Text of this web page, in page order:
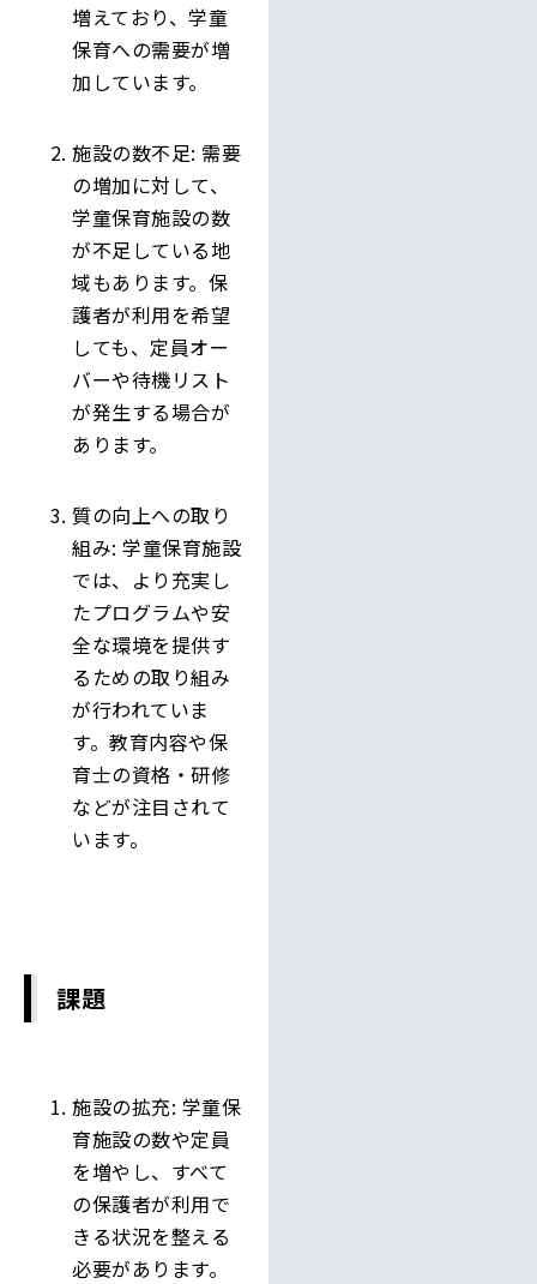
増えており、学童
保育への需要が増
加しています。
施設の数不足: 需要
の増加に対して、
学童保育施設の数
が不足している地
域もあります。保
護者が利用を希望
しても、定員オー
バーや待機リスト
が発生する場合が
あります。
質の向上への取り
組み: 学童保育施設
では、より充実し
たプログラムや安
全な環境を提供す
るための取り組み
が行われていま
す。教育内容や保
育士の資格・研修
などが注目されて
います。
課題
施設の拡充: 学童保
育施設の数や定員
を増やし、すべて
の保護者が利用で
きる状況を整える
必要があります。